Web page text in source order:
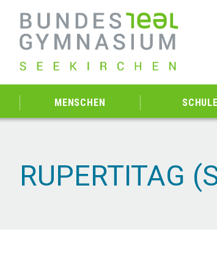
MENSCHEN SCHULE
RUPERTITAG